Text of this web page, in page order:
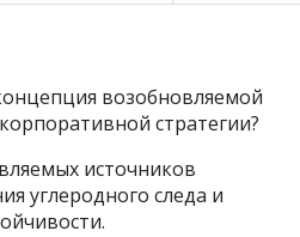
возобновляемой
стратегии?
источников
углеродного следа и